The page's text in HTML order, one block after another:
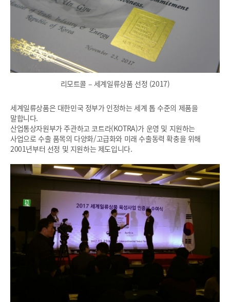
리모트콜 – 세계일류상품 선정 (2017)
세계일류상품은 대한민국 정부가 인정하는 세계 톱 수준의 제품을
말합니다.
산업통상자원부가 주관하고 코트라(KOTRA)가 운영 및 지원하는
사업으로 수출 품목의 다양화/고급화와 미래 수출동력 확충을 위해
2001년부터 선정 및 지원하는 제도입니다.